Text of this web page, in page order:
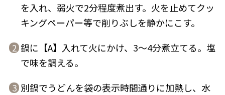
『踊り節』
鰹節屋の
だしパック
を入れ、弱火で2分程度煮出す。火を止めてクッ
キングペーパー等で削りぶしを静かにこす。
2 鍋に【A】入れて火にかけ、3～4分煮立てる。塩
で味を調える。
3 別鍋でうどんを袋の表示時間通りに加熱し、水